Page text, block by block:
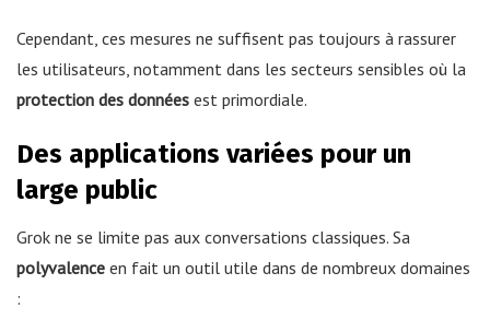
Cependant, ces mesures ne suffisent pas toujours à rassurer
les utilisateurs, notamment dans les secteurs sensibles où la
protection des données est primordiale.
Des applications variées pour un
large public
Grok ne se limite pas aux conversations classiques. Sa
polyvalence en fait un outil utile dans de nombreux domaines
: